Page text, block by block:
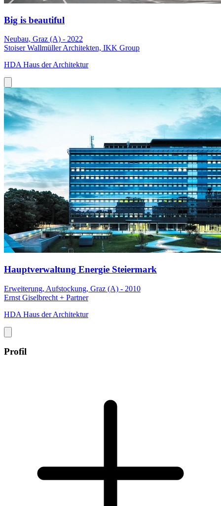
Big is beautiful
Neubau, Graz (A) - 2022
Stoiser Wallmüller Architekten, IKK Group
HDA Haus der Architektur
Hauptverwaltung Energie Steiermark
Erweiterung, Aufstockung, Graz (A) - 2010
Ernst Giselbrecht + Partner
HDA Haus der Architektur
Profil